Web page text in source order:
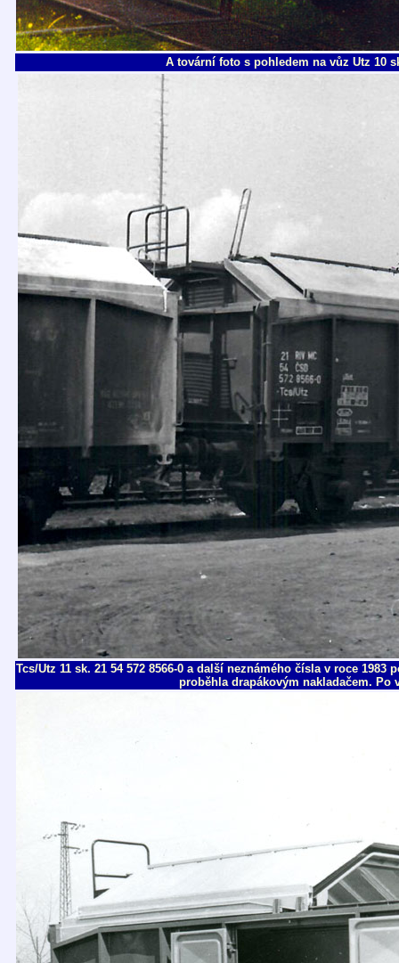
A tovární foto s pohledem na vůz Utz 10
Tcs/Utz 11 sk. 21 54 572 8566-0 a další neznámého čísla v roce
proběhla drapákovým nakladačem.